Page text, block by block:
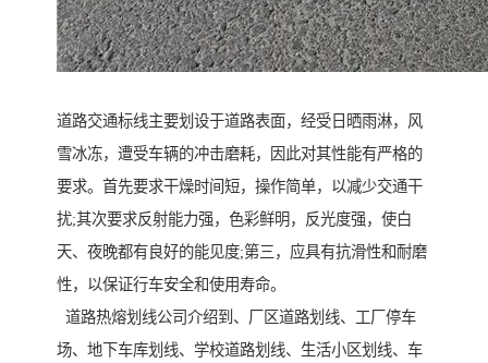
道路交通标线主要划设于道路表面，经受日晒雨淋，风
雪冰冻，遭受车辆的冲击磨耗，因此对其性能有严格的
要求。首先要求干燥时间短，操作简单，以减少交通干
扰;其次要求反射能力强，色彩鲜明，反光度强，使白
天、夜晚都有良好的能见度;第三，应具有抗滑性和耐磨
性，以保证行车安全和使用寿命。
道路热熔划线公司介绍到、厂区道路划线、工厂停车
场、地下车库划线、学校道路划线、生活小区划线、车